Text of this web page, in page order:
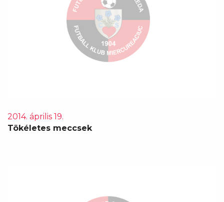
2014. április 19.
Tökéletes meccsek